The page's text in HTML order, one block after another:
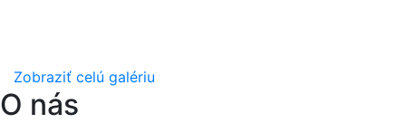
Zobraziť celú galériu
O nás